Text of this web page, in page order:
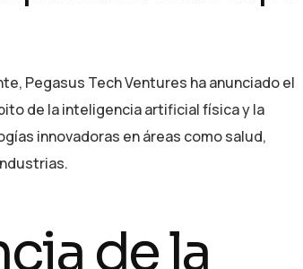
Pegasus Tech Ventures ha anunciado el
de la inteligencia artificial física y la
innovadoras en áreas como salud,
de la